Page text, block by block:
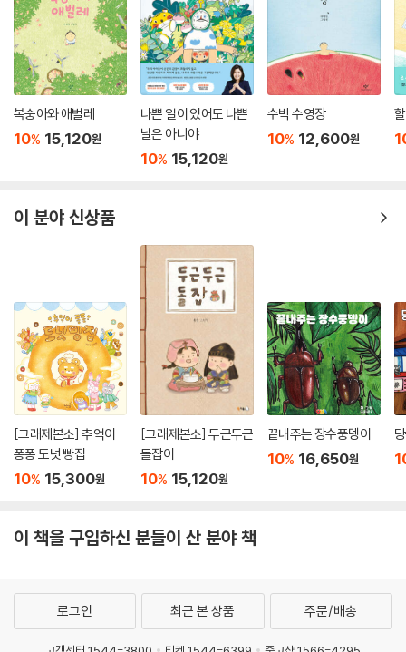
복숭아와 애벌레
10% 15,120원
나쁜 일이 있어도 나쁜
날은 아니야
10% 15,120원
수박 수영장
10% 12,600원
이 분야 신상품
[그래제본소] 추억이
퐁퐁 도넛 빵집
10% 15,300원
[그래제본소] 두근두근
돌잡이
10% 15,120원
끝내주는 장수풍뎅이
10% 16,650원
이 책을 구입하신 분들이 산 분야 책
로그인 최근 본 상품 주문/배송